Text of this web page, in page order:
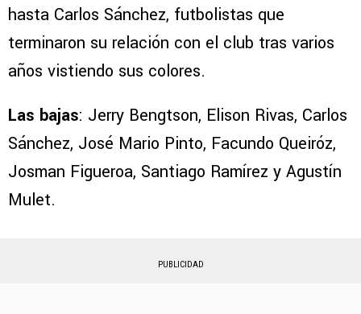
hasta Carlos Sánchez, futbolistas que
terminaron su relación con el club tras varios
años vistiendo sus colores.
Las bajas: Jerry Bengtson, Elison Rivas, Carlos
Sánchez, José Mario Pinto, Facundo Queiróz,
Josman Figueroa, Santiago Ramírez y Agustín
Mulet.
PUBLICIDAD